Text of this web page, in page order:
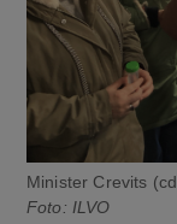
Minister Crevits
Foto: ILVO